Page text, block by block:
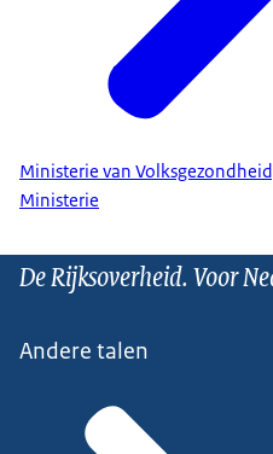
Ministerie van
Ministerie
De Rijksoverheid. Voor
Andere talen